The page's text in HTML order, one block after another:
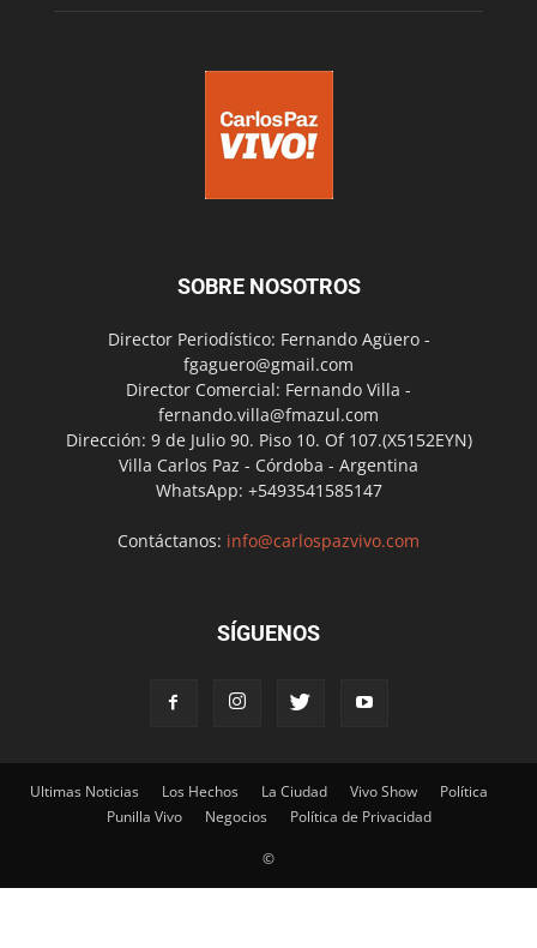
SOBRE NOSOTROS
Director Periodístico: Fernando Agüero -
fgaguero@gmail.com
Director Comercial: Fernando Villa -
fernando.villa@fmazul.com
Dirección: 9 de Julio 90. Piso 10. Of 107.(X5152EYN)
Villa Carlos Paz - Córdoba - Argentina
WhatsApp: +5493541585147
Contáctanos: info@carlospazvivo.com
SÍGUENOS
Ultimas Noticias Los Hechos La Ciudad Vivo Show
Política
Punilla Vivo
Negocios Política de Privacidad
©